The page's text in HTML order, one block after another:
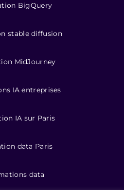
BigQuery
stable diffusion
MidJourney
IA entreprises
IA sur Paris
data Paris
data